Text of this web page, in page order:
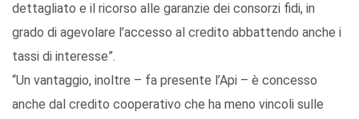
dettagliato e il ricorso alle garanzie dei consorzi fidi, in
grado di agevolare l’accesso al credito abbattendo anche i
tassi di interesse”.
“Un vantaggio, inoltre – fa presente l’Api – è concesso
anche dal credito cooperativo che ha meno vincoli sulle